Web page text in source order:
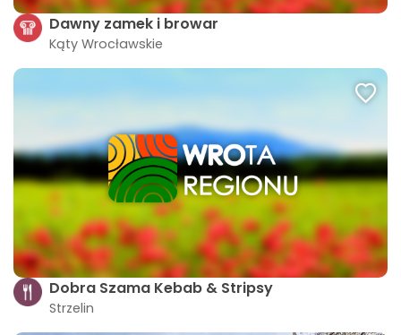
Dawny zamek i browar
Kąty Wrocławskie
Dobra Szama Kebab & Stripsy
Strzelin